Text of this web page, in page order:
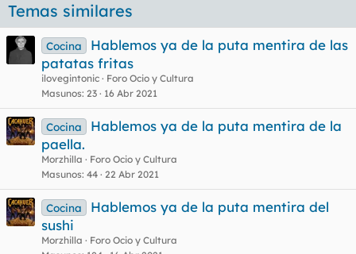
e
t
a
Temas similares
Cocina
Hablemos ya de la puta mentira de las
patatas fritas
ilovegintonic
Foro Ocio y Cultura
Masunos 23 16 Abr 2021
Cocina
Hablemos ya de la puta mentira de la
paella.
Morzhilla
Foro Ocio y Cultura
Masunos 44 22 Abr 2021
Cocina
Hablemos ya de la puta mentira del
sushi
Morzhilla
Foro Ocio y Cultura